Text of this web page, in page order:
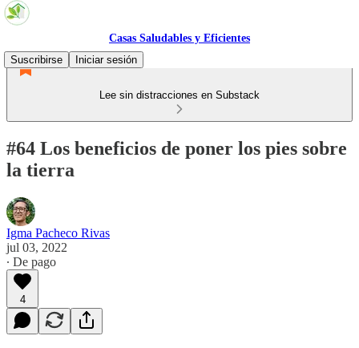
Casas Saludables y Eficientes
Suscribirse
Iniciar sesión
Lee sin distracciones en Substack
#64 Los beneficios de poner los pies sobre
la tierra
Igma Pacheco Rivas
jul 03, 2022
∙ De pago
4